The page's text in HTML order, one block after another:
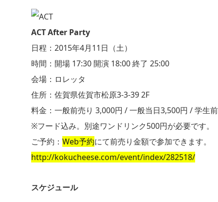
ACT After Party
日程：2015年4月11日（土）
時間：開場 17:30 開演 18:00 終了 25:00
会場：ロレッタ
住所：佐賀県佐賀市松原3-3-39 2F
料金：一般前売り 3,000円 / 一般当日3,500円 / 学生
※フード込み。別途ワンドリンク500円が必要です。
ご予約： Web予約にて前売り金額で参加できます。
http://kokucheese.com/event/index/282518/
スケジュール